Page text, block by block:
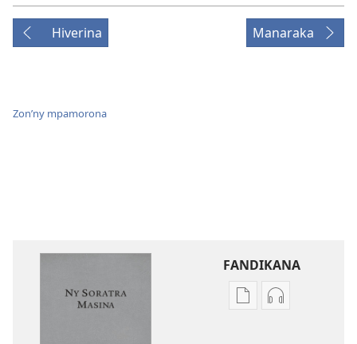
Hiverina Manaraka
Zon’ny mpamorona
FANDIKANA
FandikanaFandikana